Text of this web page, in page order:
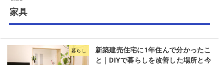
家具
暮らし
新築建売住宅に1年住んで分かったこ
と｜DIYで暮らしを改善した場所と今